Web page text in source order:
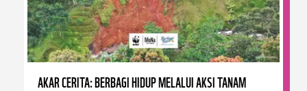
AKAR CERITA: BERBAGI HIDUP MELALUI AKSI TANAM